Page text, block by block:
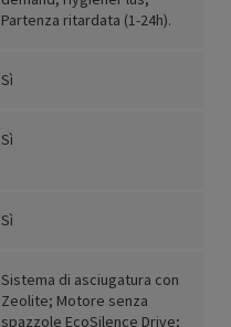
Partenza ritardata (1-24h).
Sì
Sì
Sì
Sistema di asciugatura con
Zeolite; Motore senza
spazzole EcoSilence Drive;